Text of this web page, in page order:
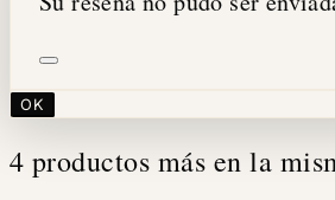
OK
4 productos más en la